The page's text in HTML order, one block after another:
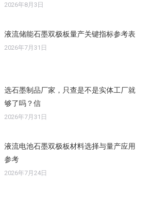
2026年8月3日
液流储能石墨双极板量产关键指标参考表
2026年7月31日
选石墨制品厂家，只查是不是实体工厂就
够了吗？信
2026年7月31日
液流电池石墨双极板材料选择与量产应用
参考
2026年7月24日